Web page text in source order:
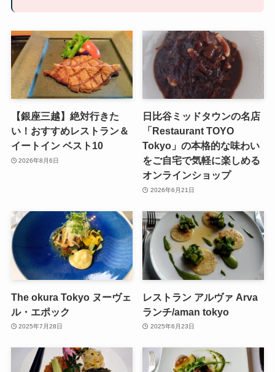
【銀座三越】絶対行きた
い！おすすめレストラン＆
イートイン ベスト10
2026年8月6日
日比谷ミッドタウンの名店
「Restaurant TOYO
Tokyo」の本格的な味わい
をご自宅で気軽に楽しめる
オンラインショップ
2026年6月21日
The okura Tokyo ヌーヴェ
ル・エポック
2025年7月28日
レストラン アルヴァ Arva
ランチ/aman tokyo
2025年6月23日